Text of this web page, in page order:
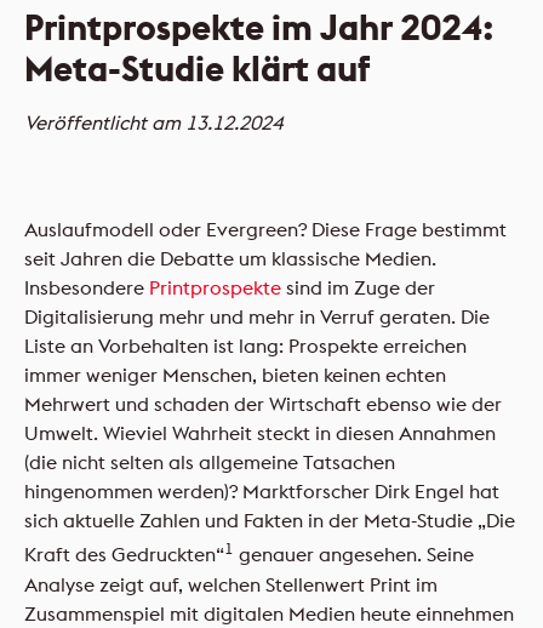
NEU
FLYERALARM Mailings
Printprospekte im Jahr 2024:
Meta-Studie klärt auf
Veröffentlicht am 13.12.2024
Auslaufmodell oder Evergreen? Diese Frage bestimmt
seit Jahren die Debatte um klassische Medien.
Insbesondere Printprospekte sind im Zuge der
Digitalisierung mehr und mehr in Verruf geraten. Die
Liste an Vorbehalten ist lang: Prospekte erreichen
immer weniger Menschen, bieten keinen echten
Mehrwert und schaden der Wirtschaft ebenso wie der
Umwelt. Wieviel Wahrheit steckt in diesen Annahmen
(die nicht selten als allgemeine Tatsachen
hingenommen werden)? Marktforscher Dirk Engel hat
sich aktuelle Zahlen und Fakten in der Meta-Studie „Die
Kraft des Gedruckten“1 genauer angesehen. Seine
Analyse zeigt auf, welchen Stellenwert Print im
Zusammenspiel mit digitalen Medien heute einnehmen